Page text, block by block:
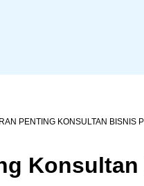
PENTING KONSULTAN BISNIS